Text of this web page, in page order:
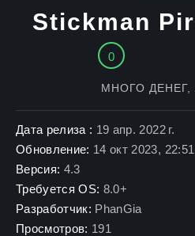
Stickman
0
МНОГО ДЕНЕГ,
Дата релиза : 19 апр. 2022 г.
Обновление: 14 окт 2023, 22:51
Версия: 4.3
Требуется OS: 8.0+
Разработчик: PhanGia
Просмотров: 191